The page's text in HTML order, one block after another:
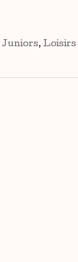
Juniors,Loisirs